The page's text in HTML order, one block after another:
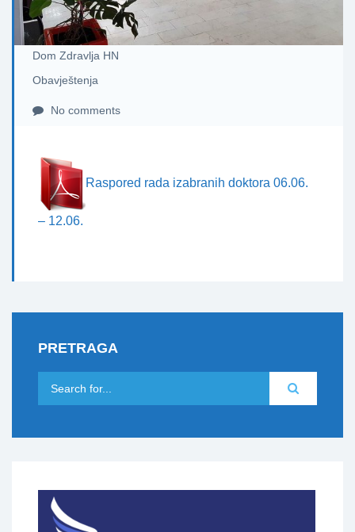
Dom Zdravlja HN
Obavještenja
No comments
Raspored rada izabranih doktora 06.06.
– 12.06.
PRETRAGA